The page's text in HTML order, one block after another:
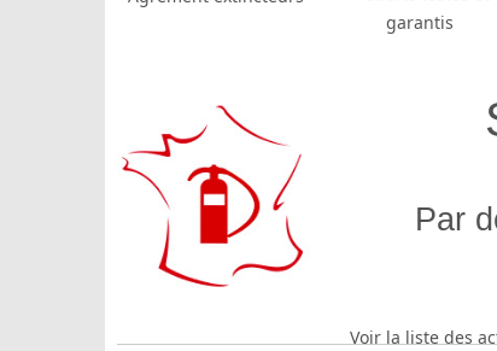
garantis
Par
Voir la liste des